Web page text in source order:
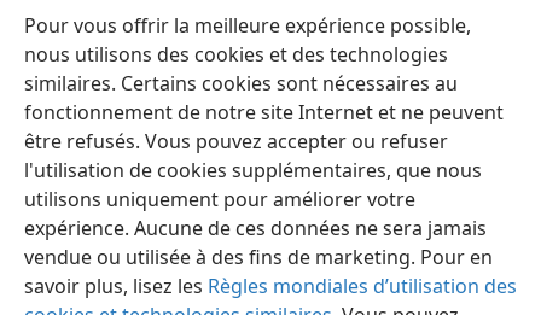
Pour vous offrir la meilleure expérience possible,
nous utilisons des cookies et des technologies
similaires. Certains cookies sont nécessaires au
fonctionnement de notre site Internet et ne peuvent
être refusés. Vous pouvez accepter ou refuser
l'utilisation de cookies supplémentaires, que nous
utilisons uniquement pour améliorer votre
expérience. Aucune de ces données ne sera jamais
vendue ou utilisée à des fins de marketing. Pour en
savoir plus, lisez les Règles mondiales d’utilisation des
miséricorde auprès de Jéhovah * en ce jour-là. Tu
sais mieux que personne tous les services qu’il a
rendus à Éphèse.
Français Partager Préférences
Copyright © 2026 Watch Tower Bible and Tract Society of Pennsylvania
Conditions d’utilisation
Règles de confidentialité
Paramètres de confidentialité
JW.ORG Se connecter